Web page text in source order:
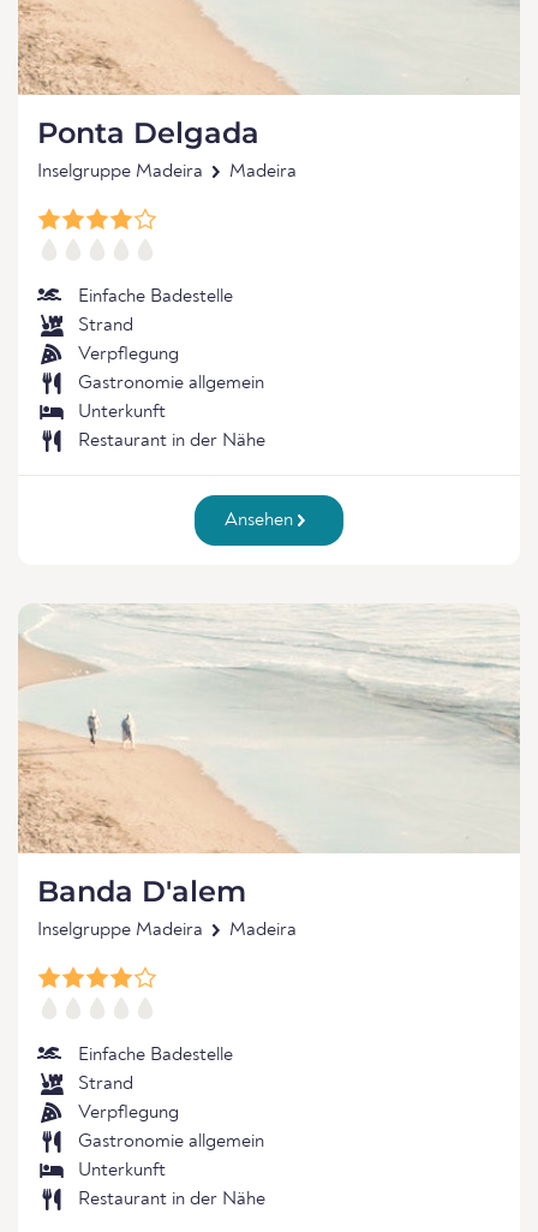
Ponta Delgada
Inselgruppe Madeira Madeira
Einfache Badestelle
Strand
Verpflegung
Gastronomie allgemein
Unterkunft
Restaurant in der Nähe
Ansehen
Banda D'alem
Inselgruppe Madeira Madeira
Einfache Badestelle
Strand
Verpflegung
Gastronomie allgemein
Unterkunft
Restaurant in der Nähe